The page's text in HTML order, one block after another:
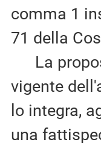
comma 1
71 della
La
vigente
lo integra,
una